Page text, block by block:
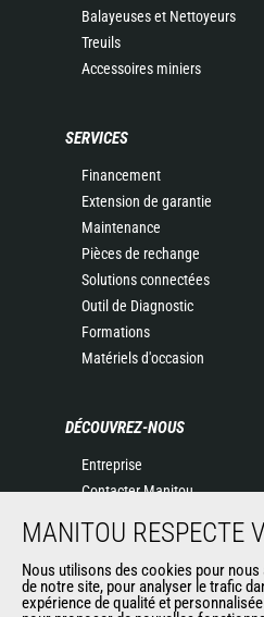
Balayeuses et Nettoyeurs
Treuils
Accessoires miniers
SERVICES
Financement
Extension de garantie
Maintenance
Pièces de rechange
Solutions connectées
Outil de Diagnostic
Formations
Matériels d'occasion
DÉCOUVREZ-NOUS
Entreprise
Contacter Manitou
Politique de protection des
Evénements
Actualités
MANITOU RESPECTE
Nous utilisons des cookies pour
de notre site, pour analyser le trafic
expérience de qualité et